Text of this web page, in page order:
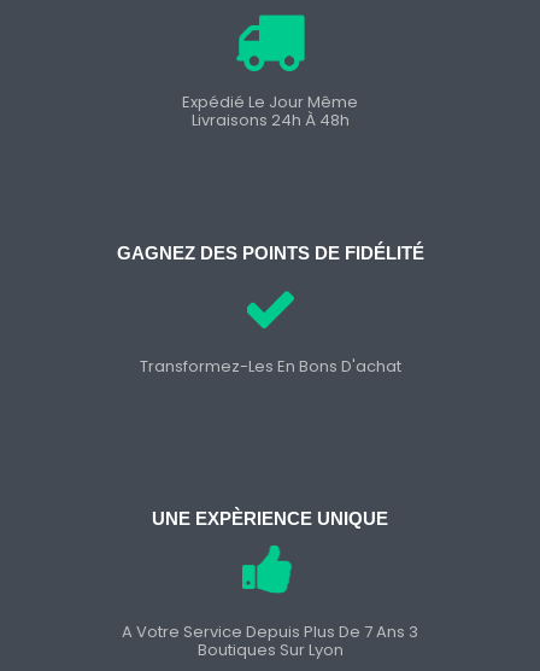
Expédié Le Jour Même
Livraisons 24h À 48h
GAGNEZ DES POINTS DE FIDÉLITÉ
Transformez-Les En Bons D'achat
UNE EXPÈRIENCE UNIQUE
A Votre Service Depuis Plus De 7 Ans 3
Boutiques Sur Lyon